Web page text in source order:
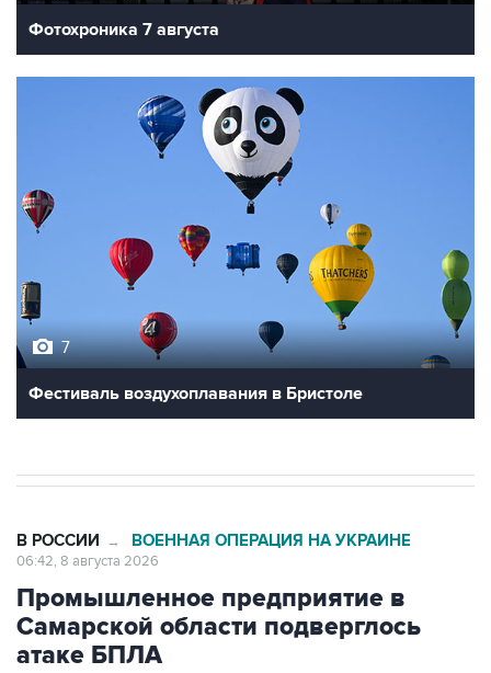
Фотохроника 7 августа
7
Фестиваль воздухоплавания в Бристоле
В РОССИИ → ВОЕННАЯ ОПЕРАЦИЯ НА УКРАИНЕ
06:42, 8 августа 2026
Промышленное предприятие в
Самарской области подверглось
атаке БПЛА